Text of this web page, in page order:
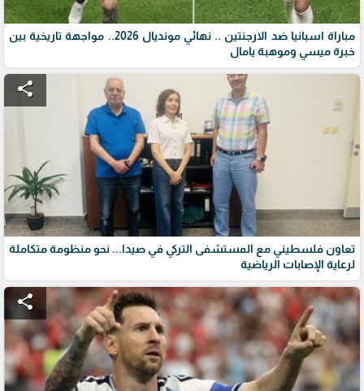
مباراة اسبانيا ضد الارجنتين .. نهائي مونديال 2026.. مواجهة تاريخية بين
خبرة ميسي وموهبة يامال
share
تعاون فلسطيني مع المستشفى التركي في صيدا... نحو منظومة متكاملة
لرعاية الإصابات الرياضية
share